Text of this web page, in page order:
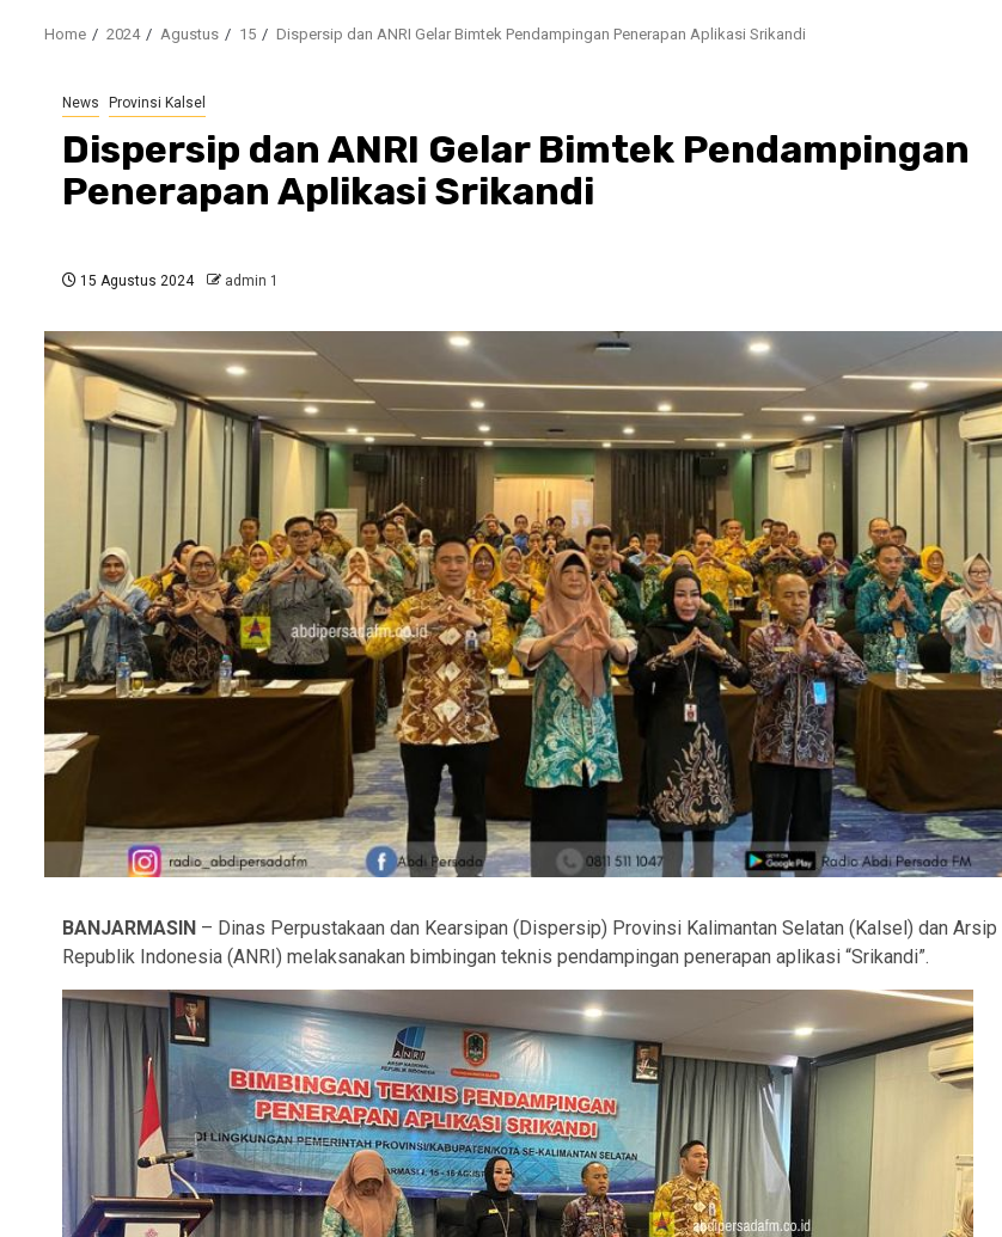
Home 2024 Agustus 15 Dispersip dan ANRI Gelar Bimtek Pendampingan Penerapan Aplikasi Srikandi
News Provinsi Kalsel
Dispersip dan ANRI Gelar Bimtek Pendampingan
Penerapan Aplikasi Srikandi
15 Agustus 2024 admin 1
BANJARMASIN – Dinas Perpustakaan dan Kearsipan (Dispersip) Provinsi Kalimantan Selatan (Kalsel) dan
Republik Indonesia (ANRI) melaksanakan bimbingan teknis pendampingan penerapan aplikasi “Srikandi”.
//2